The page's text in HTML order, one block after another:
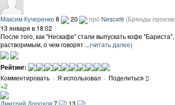
Максим Кучеренко8 20 про Nescafé (Бренды
13 января в 18:02
После того, как "Нескафе" стали выпускать кофе
растворимым, о чем говорят ...(читать далее)
Рейтинг:
Комментировать · Я использовал · Поделиться
+2
Дмитрий Дорохов7
13